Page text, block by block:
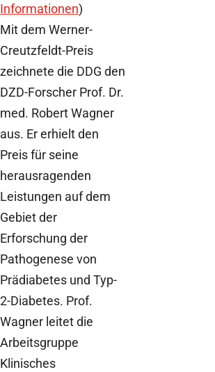
Informationen)
Mit dem Werner-
Creutzfeldt-Preis
zeichnete die DDG den
DZD-Forscher Prof. Dr.
med. Robert Wagner
aus. Er erhielt den
Preis für seine
herausragenden
Leistungen auf dem
Gebiet der
Erforschung der
Pathogenese von
Prädiabetes und Typ-
2-Diabetes. Prof.
Wagner leitet die
Arbeitsgruppe
Klinisches